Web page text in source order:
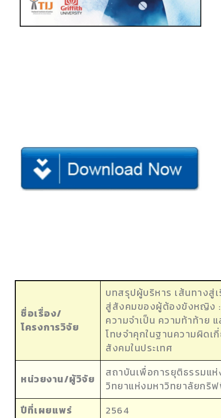
ชื่อเรื่อง/
โครงการวิจัย
บทสรุปผู้บริหาร เส้นทางสู่
สู่สังคมของผู้ต้องขังหญิง :
ความจำเป็น ความท้าท้าย
โทษจำคุกในฐานความผิด
สังคมในประเทศ
หน่วยงาน/ผู้วิจัย
สถาบันเพื่อการยุติธรรมแ
วิทยาแห่งมหาวิทยาลัยกริ
ปีที่เผยแพร่
2564